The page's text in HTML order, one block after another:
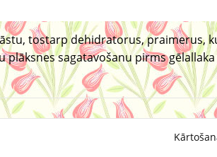
tostarp dehidratorus, praimerus,
sagatavošanu pirms